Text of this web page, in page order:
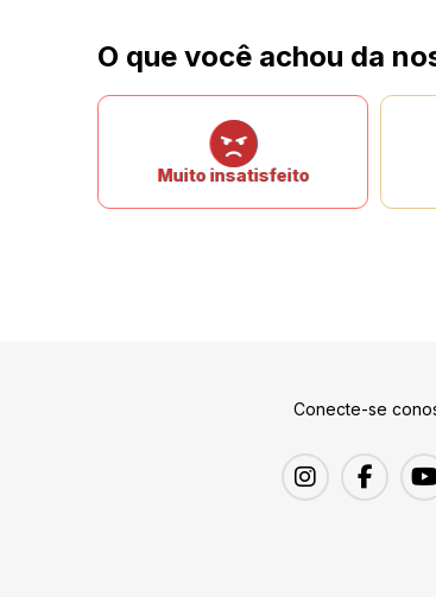
O que você achou da
Muito insatisfeito
Conecte-se